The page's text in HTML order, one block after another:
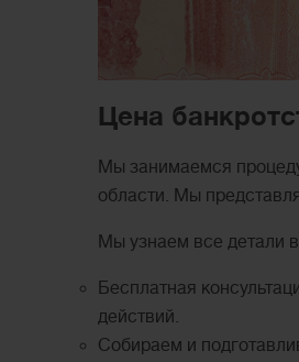
Цена
Мы занимаемся
области. Мы
Мы узнаем все детали
Бесплатная
действий.
Собираем и